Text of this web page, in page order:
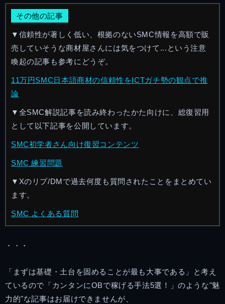
その他の記事
▼信頼性が著しく低い、根拠のないSMC情報を高額で販
売していそうな商材屋さんには気をつけて...という注意
喚起の記事も参考にどうぞ。
11万円SMC日本語商材の信頼性をICTガチ勢の観点で推
論
▼全SMC解説記事を読み終わったかた向けに、総復習用
として以下記事を公開しています。
SMC初学者さん向け復習コンテンツ
SMC 練習問題
▼Xのリプ/DMで過去何度も質問されたことをまとめてい
ます。
SMC よくある質問
・・・
「まずは基礎・土台を固めることが最も大事である」と考え
ているので「カンタンにOBで稼げる手法5選！」のような"魅
力的"な記事はお届けできませんが、